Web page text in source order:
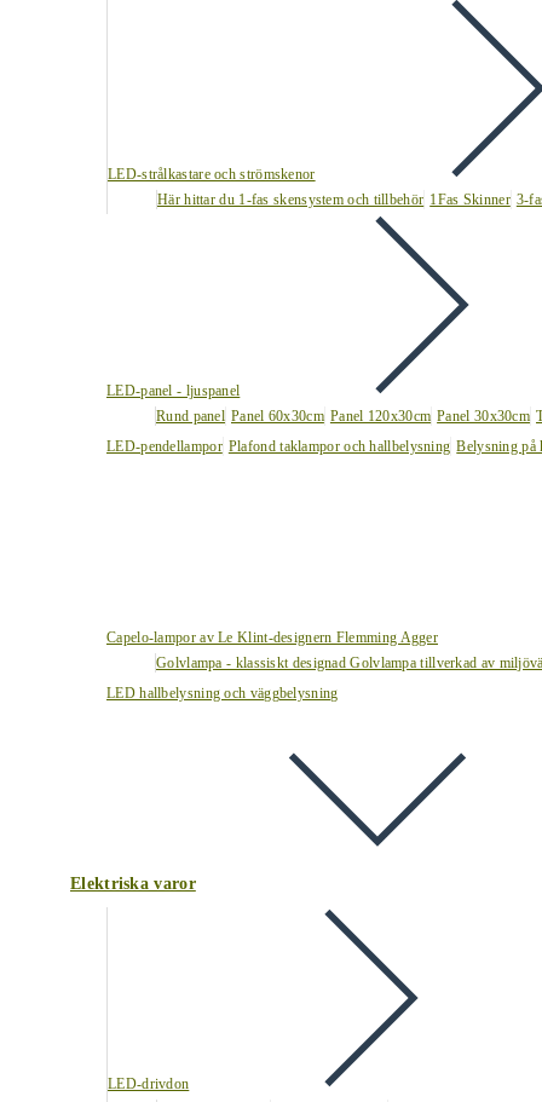
LED-strålkastare och strömskenor
Här hittar du 1-fas skensystem och tillbehör 1Fas Skinner 3-
LED-panel - ljuspanel
Rund panel Panel 60x30cm Panel 120x30cm Panel 30x30cm
LED-pendellampor Plafond taklampor och hallbelysning Belysning på
Capelo-lampor av Le Klint-designern Flemming Agger
Golvlampa - klassiskt designad Golvlampa tillverkad av
LED hallbelysning och väggbelysning
Elektriska varor
LED-drivdon